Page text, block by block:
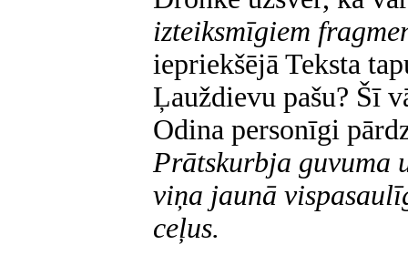
izteiksmīgiem
iepriekšējā Teksta
Ļauždievu pašu? Šī
Odina personīgi
Prātskurbja guvuma
viņa jaunā
ceļus.